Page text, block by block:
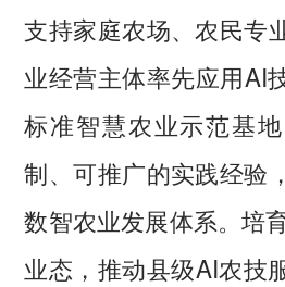
支持家庭农场、农民专
业经营主体率先应用AI
标准智慧农业示范基
制、可推广的实践经验
数智农业发展体系。培
业态，推动县级AI农技